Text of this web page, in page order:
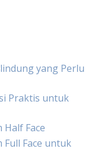
yang Perlu
Praktis untuk
Face
Full Face untuk